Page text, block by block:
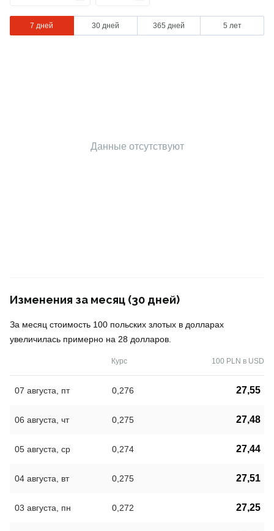
7 дней 30 дней 365 дней 5 лет
Данные отсутствуют
Изменения за месяц (30 дней)
За месяц стоимость 100 польских злотых в долларах
увеличилась примерно на 28 долларов.
Курс 100 PLN в USD
07 августа, пт 0,276 27,55
06 августа, чт 0,275 27,48
05 августа, ср 0,274 27,44
04 августа, вт 0,275 27,51
03 августа, пн 0,272 27,25